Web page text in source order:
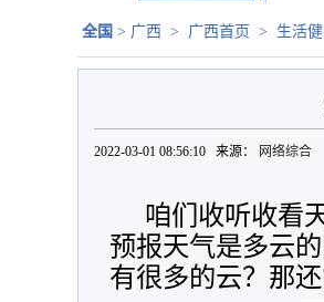
全国 > 广西 > 广西首页 > 生活
2022-03-01 08:56:10 来源： 网络综合
咱们收听收看
预报天气是多云
有很多的云？那